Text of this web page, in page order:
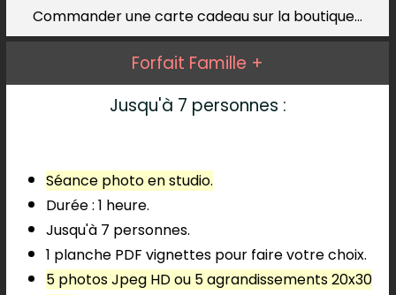
Commander une carte cadeau sur la boutique...
Forfait Famille +
Jusqu'à 7 personnes :
Séance photo en studio.
Durée : 1 heure.
Jusqu'à 7 personnes.
1 planche PDF vignettes pour faire votre choix.
5 photos Jpeg HD ou 5 agrandissements 20x30